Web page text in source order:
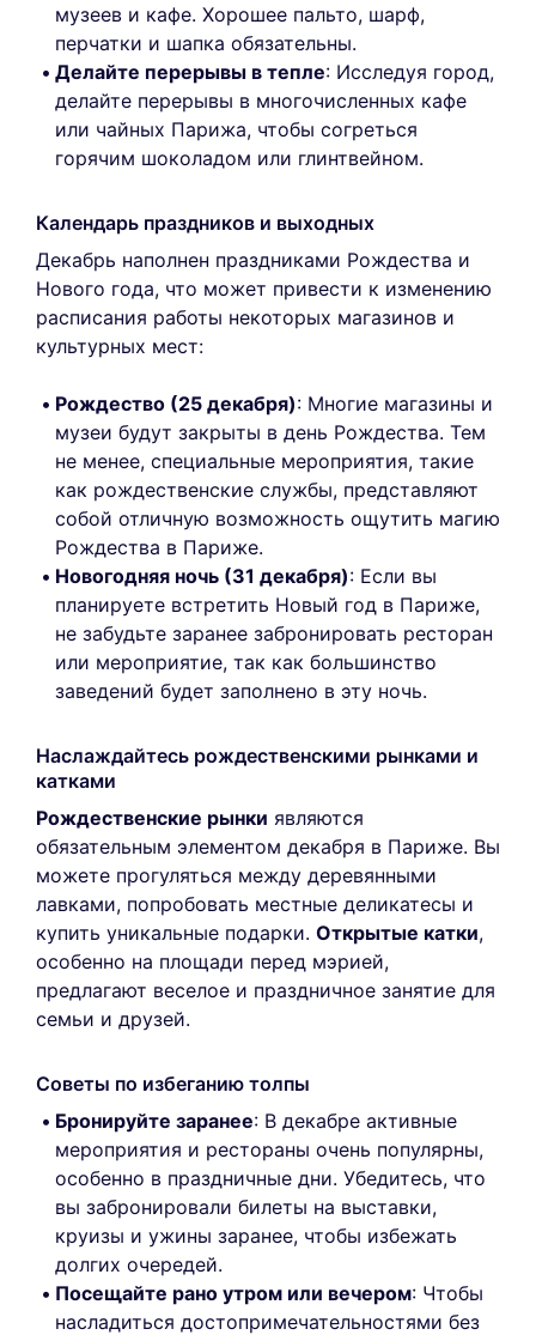
музеев и кафе. Хорошее пальто, шарф,
перчатки и шапка обязательны.
Делайте перерывы в тепле: Исследуя город,
делайте перерывы в многочисленных кафе
или чайных Парижа, чтобы согреться
горячим шоколадом или глинтвейном.
Календарь праздников и выходных
Декабрь наполнен праздниками Рождества и
Нового года, что может привести к изменению
расписания работы некоторых магазинов и
культурных мест:
Рождество (25 декабря): Многие магазины и
музеи будут закрыты в день Рождества. Тем
не менее, специальные мероприятия, такие
как рождественские службы, представляют
собой отличную возможность ощутить магию
Рождества в Париже.
Новогодняя ночь (31 декабря): Если вы
планируете встретить Новый год в Париже,
не забудьте заранее забронировать ресторан
или мероприятие, так как большинство
заведений будет заполнено в эту ночь.
Наслаждайтесь рождественскими рынками и
катками
Рождественские рынки являются
обязательным элементом декабря в Париже. Вы
можете прогуляться между деревянными
лавками, попробовать местные деликатесы и
купить уникальные подарки. Открытые катки,
особенно на площади перед мэрией,
предлагают веселое и праздничное занятие для
семьи и друзей.
Советы по избеганию толпы
Бронируйте заранее: В декабре активные
мероприятия и рестораны очень популярны,
особенно в праздничные дни. Убедитесь, что
вы забронировали билеты на выставки,
круизы и ужины заранее, чтобы избежать
долгих очередей.
Посещайте рано утром или вечером: Чтобы
насладиться достопримечательностями без